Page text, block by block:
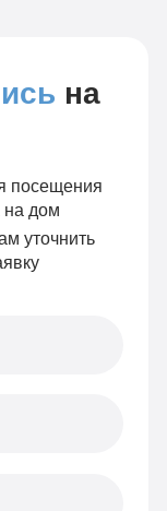
на
посещения
на дом
уточнить